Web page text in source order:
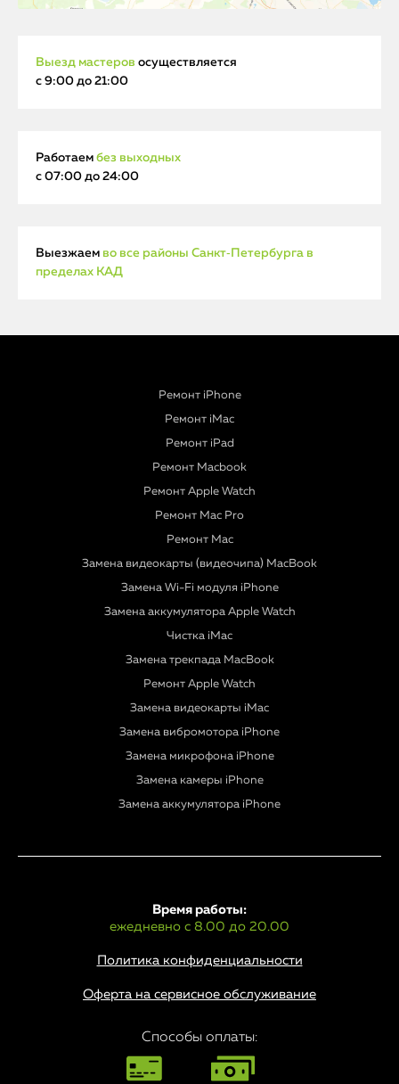
Выезд мастеров осуществляется
с 9:00 до 21:00
Работаем без выходных
с 07:00 до 24:00
Выезжаем во все районы Санкт‑Петербурга в
пределах КАД
Ремонт iPhone
Ремонт iMac
Ремонт iPad
Ремонт Macbook
Ремонт Apple Watch
Ремонт Mac Pro
Ремонт Mac
Замена видеокарты (видеочипа) MacBook
Замена Wi-Fi модуля iPhone
Замена аккумулятора Apple Watch
Чистка iMac
Замена трекпада MacBook
Ремонт Apple Watch
Замена видеокарты iMac
Замена вибромотора iPhone
Замена микрофона iPhone
Замена камеры iPhone
Замена аккумулятора iPhone
Политика конфиденциальности
Время работы:
ежедневно с 8.00 до 20.00
Оферта на сервисное обслуживание
Способы оплаты: